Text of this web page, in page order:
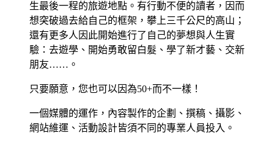
生最後一程的旅遊地點。有行動不便的讀者，因而
想突破過去給自己的框架，攀上三千公尺的高山；
還有更多人因此開始進行了自己的夢想與人生實
驗：去遊學、開始勇敢留白髮、學了新才藝、交新
朋友……。
只要願意，您也可以因為50+而不一樣！
一個媒體的運作，內容製作的企劃、撰稿、攝影、
網站維運、活動設計皆須不同的專業人員投入。